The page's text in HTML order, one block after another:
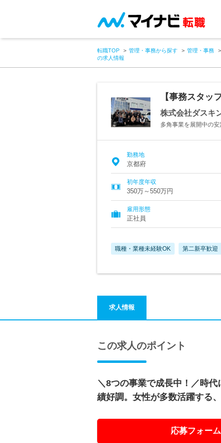
転職TOP 管理・事務から探す
管理・事務
の求人情報
【事務スタ
株式会社ダスキ
多角事業を展開中の
勤務地
京都府
初年度年収
350万～550万円
雇用形態
正社員
職種・業種未経験OK 第二新卒歓迎
求人情報
この求人のポイント
＼8つの事業で成長中！／時
績好調。女性が多数活躍する
応募フォー